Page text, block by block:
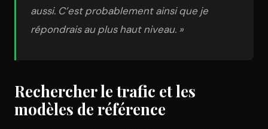
aussi. C’est probablement ainsi que je
répondrais au plus haut niveau. »
Rechercher le trafic et les
modèles de référence